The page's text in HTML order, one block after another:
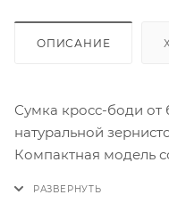
ОПИСАНИЕ
Сумка кросс-боди от
натуральной
Компактная модель